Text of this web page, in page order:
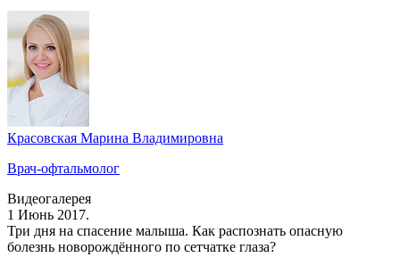
Красовская Марина Владимировна
Врач-офтальмолог
Видеогалерея
1 Июнь 2017.
Три дня на спасение малыша. Как распознать опасную
болезнь новорождённого по сетчатке глаза?